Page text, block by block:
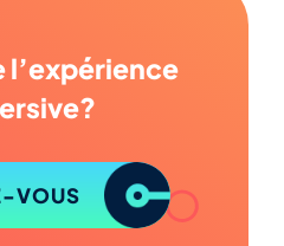
l’expérience
VOUS